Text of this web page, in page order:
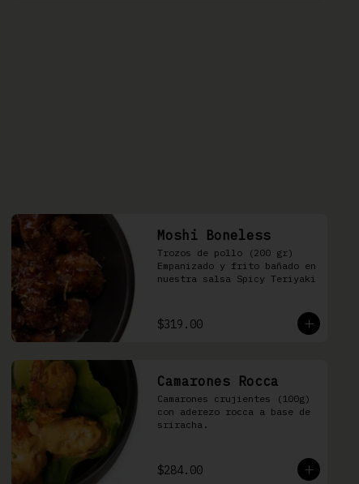
Moshi Boneless
Trozos de pollo (200 gr)
Empanizado y frito bañado en
nuestra salsa Spicy Teriyaki
$319.00
Camarones Rocca
Camarones crujientes (100g)
con aderezo rocca a base de
sriracha.
$284.00